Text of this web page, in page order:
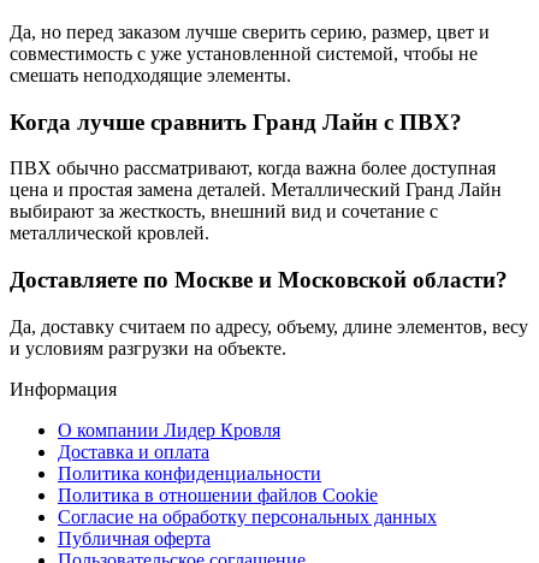
Да, но перед заказом лучше сверить серию, размер, цвет и
совместимость с уже установленной системой, чтобы не
смешать неподходящие элементы.
Когда лучше сравнить Гранд Лайн с ПВХ?
ПВХ обычно рассматривают, когда важна более доступная
цена и простая замена деталей. Металлический Гранд Лайн
выбирают за жесткость, внешний вид и сочетание с
металлической кровлей.
Доставляете по Москве и Московской области?
Да, доставку считаем по адресу, объему, длине элементов, весу
и условиям разгрузки на объекте.
Информация
О компании Лидер Кровля
Доставка и оплата
Политика конфиденциальности
Политика в отношении файлов Cookie
Согласие на обработку персональных данных
Публичная оферта